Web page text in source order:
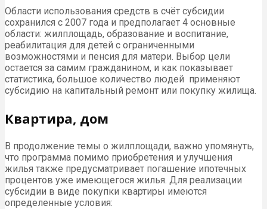
Области использования средств в счёт субсидии
сохранился с 2007 года и предполагает 4 основные
области: жилплощадь, образование и воспитание,
реабилитация для детей с ограниченными
возможностями и пенсия для матери. Выбор цели
остается за самим гражданином, и как показывает
статистика, большое количество людей применяют
субсидию на капитальный ремонт или покупку жилища.
Квартира, дом
В продолжение темы о жилплощади, важно упомянуть,
что программа помимо приобретения и улучшения
жилья также предусматривает погашение ипотечных
процентов уже имеющегося жилья. Для реализации
субсидии в виде покупки квартиры имеются
определенные условия: